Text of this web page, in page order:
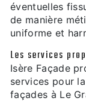
éventuelles
de manière
uniforme et
Les services
Isère Façade
services pour
façades à Le